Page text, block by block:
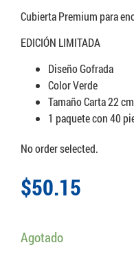
Cubierta Premium para
EDICIÓN LIMITADA
Diseño Gofrada
Color Verde
Tamaño Carta 22
1 paquete con 40
No order selected.
$50.15
Agotado